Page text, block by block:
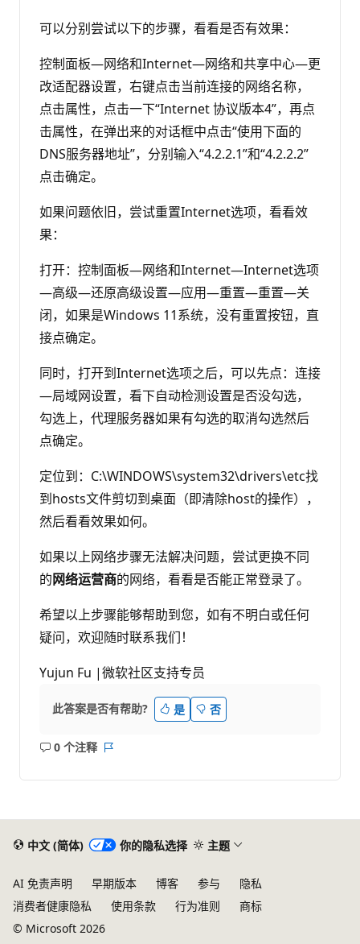
可以分别尝试以下的步骤，看看是否有效果：
控制面板—网络和Internet—网络和共享中心—更
改适配器设置，右键点击当前连接的网络名称，
点击属性，点击一下“Internet 协议版本4”，再点
击属性，在弹出来的对话框中点击“使用下面的
DNS服务器地址”，分别输入“4.2.2.1”和“4.2.2.2”
点击确定。
如果问题依旧，尝试重置Internet选项，看看效
果：
打开：控制面板—网络和Internet—Internet选项
—高级—还原高级设置—应用—重置—重置—关
闭，如果是Windows 11系统，没有重置按钮，直
接点确定。
同时，打开到Internet选项之后，可以先点：连接
—局域网设置，看下自动检测设置是否没勾选，
勾选上，代理服务器如果有勾选的取消勾选然后
点确定。
定位到：C:\WINDOWS\system32\drivers\etc找
到hosts文件剪切到桌面（即清除host的操作），
然后看看效果如何。
如果以上网络步骤无法解决问题，尝试更换不同
的网络运营商的网络，看看是否能正常登录了。
希望以上步骤能够帮助到您，如有不明白或任何
疑问，欢迎随时联系我们！
Yujun Fu |微软社区支持专员
此答案是否有帮助? 是 否
0 个注释
无
中文 (简体) 你的隐私选择 主题
AI 免责声明 早期版本 博客 参与
隐私
消费者健康隐私
使用条款 行为准则
商标
© Microsoft 2026